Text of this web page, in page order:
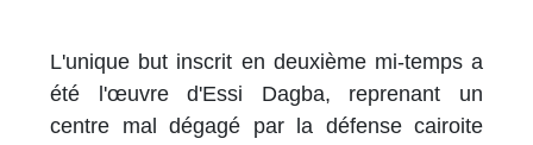
L'unique but inscrit en deuxième mi-temps a
été l'œuvre d'Essi Dagba, reprenant un
centre mal dégagé par la défense cairoite